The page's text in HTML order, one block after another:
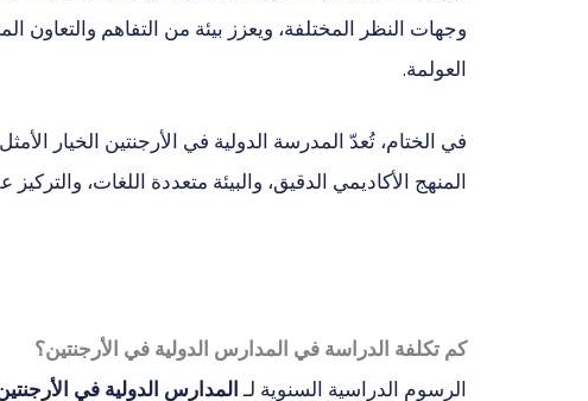
وجهات النظر المختلفة، ويعزز بيئة من التفاهم والتعاون
العولمة.
في الختام، تُعدّ المدرسة الدولية في الأرجنتين الخيار
المنهج الأكاديمي الدقيق، والبيئة متعددة اللغات،
كم تكلفة الدراسة في المدارس الدولية في الأرجنتين؟
الرسوم الدراسية السنوية لـ المدارس الدولية في